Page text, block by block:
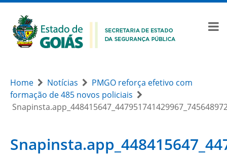
Home Notícias
PMGO reforça efetivo com
formação de 485 novos policiais